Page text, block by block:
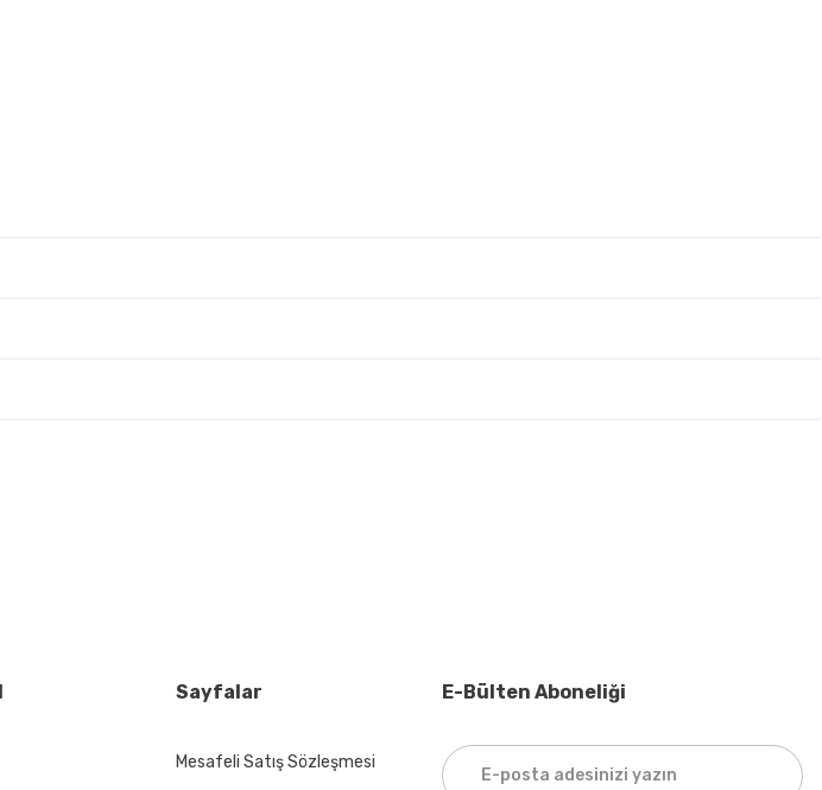
Sayfalar
Mesafeli Satış Sözleşmesi
E-Bülten Aboneliği